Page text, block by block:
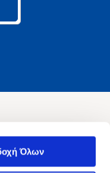
Όλων